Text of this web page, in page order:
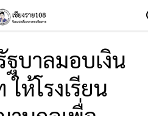
บาลมอบเงิน
ห้โรงเรียน